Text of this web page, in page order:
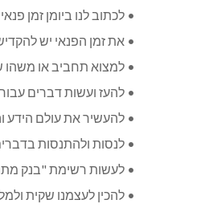
• לכתוב לנו ביומן זמן
• את זמן הפנאי יש
• למצוא תחביב או משהו
• להעז ועשות דברים
• להעשיר את עולם הידע
• לנסות ולהתנסות
• לעשות רשימת "בנק
• להכין לעצמנו שקית